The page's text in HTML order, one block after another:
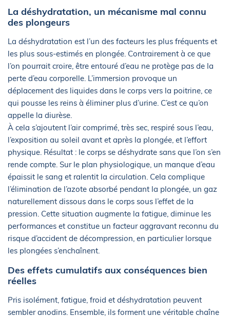
La déshydratation, un mécanisme mal connu
des plongeurs
La déshydratation est l’un des facteurs les plus fréquents et
les plus sous-estimés en plongée. Contrairement à ce que
l’on pourrait croire, être entouré d’eau ne protège pas de la
perte d’eau corporelle. L’immersion provoque un
déplacement des liquides dans le corps vers la poitrine, ce
qui pousse les reins à éliminer plus d’urine. C’est ce qu’on
appelle la diurèse.
À cela s’ajoutent l’air comprimé, très sec, respiré sous l’eau,
l’exposition au soleil avant et après la plongée, et l’effort
physique. Résultat : le corps se déshydrate sans que l’on s’en
rende compte. Sur le plan physiologique, un manque d’eau
épaissit le sang et ralentit la circulation. Cela complique
l’élimination de l’azote absorbé pendant la plongée, un gaz
naturellement dissous dans le corps sous l’effet de la
pression. Cette situation augmente la fatigue, diminue les
performances et constitue un facteur aggravant reconnu du
risque d’accident de décompression, en particulier lorsque
les plongées s’enchaînent.
Des effets cumulatifs aux conséquences bien
réelles
Pris isolément, fatigue, froid et déshydratation peuvent
sembler anodins. Ensemble, ils forment une véritable chaîne